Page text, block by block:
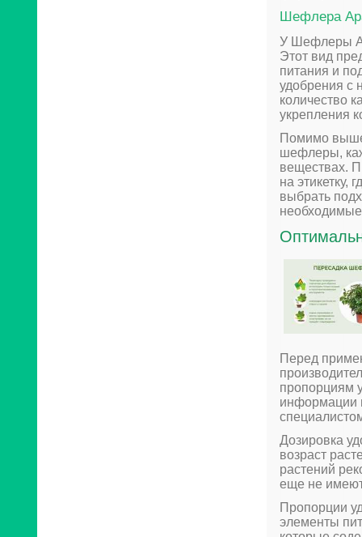
Шефлера
У Шефлеры
Этот вид
питания и
удобрения с
количество
укрепления
Помимо
шефлеры,
веществах.
на этикетку,
выбрать
Перед
пропорциям
информации
Дозировка
возраст
растений
еще не
Пропорции
элементы